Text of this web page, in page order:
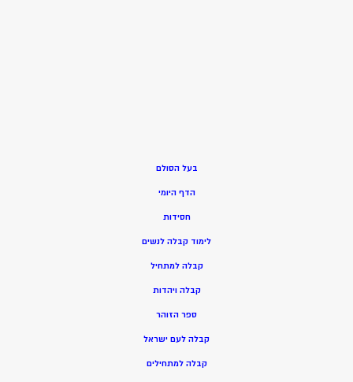
בעל הסולם
הדף היומי
חסידות
לימוד קבלה לנשים
קבלה למתחיל
קבלה ויהדות
ספר הזוהר
קבלה לעם ישראל
קבלה למתחילים